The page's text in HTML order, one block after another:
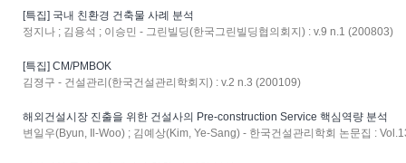
[특집] 국내 친환경 건축물 사례 분석
정지나 ; 김용석 ; 이승민 - 그린빌딩(한국그린빌딩협의회지) : v.9 n.1 (200803)
[특집] CM/PMBOK
김졍구 - 건설관리(한국건설관리학회지) : v.2 n.3 (200109)
해외건설시장 진출을 위한 건설사의 Pre-construction Service 핵심역량 분석
변일우(Byun, Il-Woo) ; 김예상(Kim, Ye-Sang) - 한국건설관리학회 논문집 :